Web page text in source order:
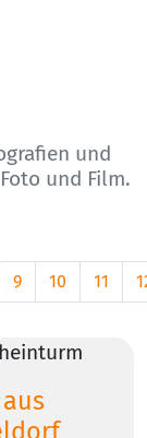
und
und Film.
9 10 11